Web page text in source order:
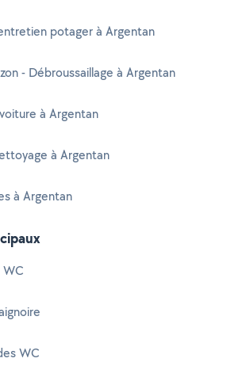
potager à Argentan
- Débroussaillage à Argentan
à Argentan
à Argentan
à Argentan
WC
WC